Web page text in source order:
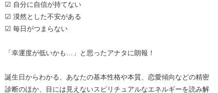
☑ 自分に自信が持てない
☑ 漠然とした不安がある
☑ 毎日がつまらない
「幸運度が低いかも…」と思ったアナタに朗報！
誕生日からわかる、あなたの基本性格や本質、恋愛傾向などの精密
診断のほか、目には見えないスピリチュアルなエネルギーを読み解